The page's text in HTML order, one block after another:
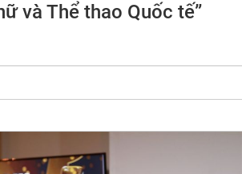
và Thể thao Quốc tế”